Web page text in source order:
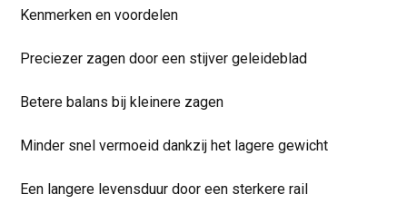
Kenmerken en voordelen
Preciezer zagen door een stijver geleideblad
Betere balans bij kleinere zagen
Minder snel vermoeid dankzij het lagere gewicht
Een langere levensduur door een sterkere rail